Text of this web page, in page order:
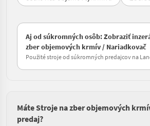
Aj od súkromných osôb: Zobraziť
zber objemových krmív / Nariadkovač
Použité stroje od súkromných predajcov na
Máte Stroje na zber objemových
predaj?